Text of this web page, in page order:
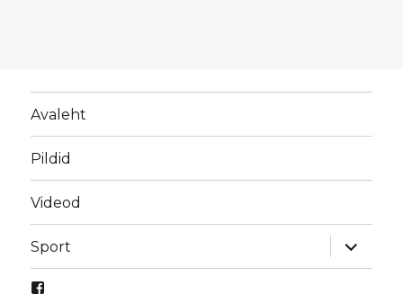
Avaleht
Pildid
Videod
Sport
laienda